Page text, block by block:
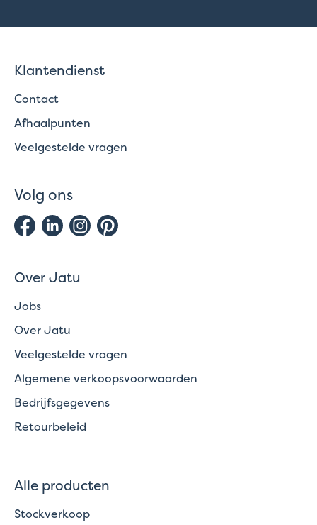
Klantendienst
Contact
Afhaalpunten
Veelgestelde vragen
Volg ons
Over Jatu
Jobs
Over Jatu
Veelgestelde vragen
Algemene verkoopsvoorwaarden
Bedrijfsgegevens
Retourbeleid
Alle producten
Stockverkoop